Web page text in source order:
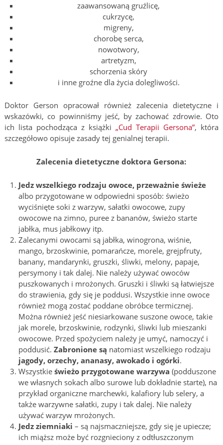
zaawansowaną gruźlicę,
cukrzycę,
migreny,
chorobę serca,
nowotwory,
artretyzm,
schorzenia skóry
i inne groźne dla życia dolegliwości.
Doktor Gerson opracował również zalecenia dietetyczne i
wskazówki, co powinniśmy jeść, by zachować zdrowie. Oto
ich lista pochodząca z książki„Cud Terapii Gersona”, która
szczegółowo opisuje zasady tej genialnej terapii.
Zalecenia dietetyczne doktora Gersona:
Jedz wszelkiego rodzaju owoce, przeważnie świeże
albo przygotowane w odpowiedni sposób: świeżo
wyciśnięte soki z warzyw, sałatki owocowe, zupy
owocowe na zimno, puree z bananów, świeżo starte
jabłka, mus jabłkowy itp.
Zalecanymi owocami są jabłka, winogrona, wiśnie,
mango, brzoskwinie, pomarańcze, morele, grejpfruty,
banany, mandarynki, gruszki, śliwki, melony, papaje,
persymony i tak dalej. Nie należy używać owoców
puszkowanych i mrożonych. Gruszki i śliwki są łatwiejsze
do strawienia, gdy się je poddusi. Wszystkie inne owoce
również mogą zostać poddane obróbce termicznej.
Można również jeść niesiarkowane suszone owoce, takie
jak morele, brzoskwinie, rodzynki, śliwki lub mieszanki
owocowe. Przed spożyciem należy je umyć, namoczyć i
poddusić. Zabronione są natomiast wszelkiego rodzaju
jagody, orzechy, ananasy, awokado i ogórki.
Wszystkieświeżo przygotowane warzywa (podduszone
we własnych sokach albo surowe lub dokładnie starte), na
przykład organiczne marchewki, kalafiory lub selery, a
także warzywne sałatki, zupy i tak dalej. Nie należy
używać warzyw mrożonych.
Jedz ziemniaki – są najsmaczniejsze, gdy się je upiecze;
ich miąższ może być rozgnieciony z odtłuszczonym